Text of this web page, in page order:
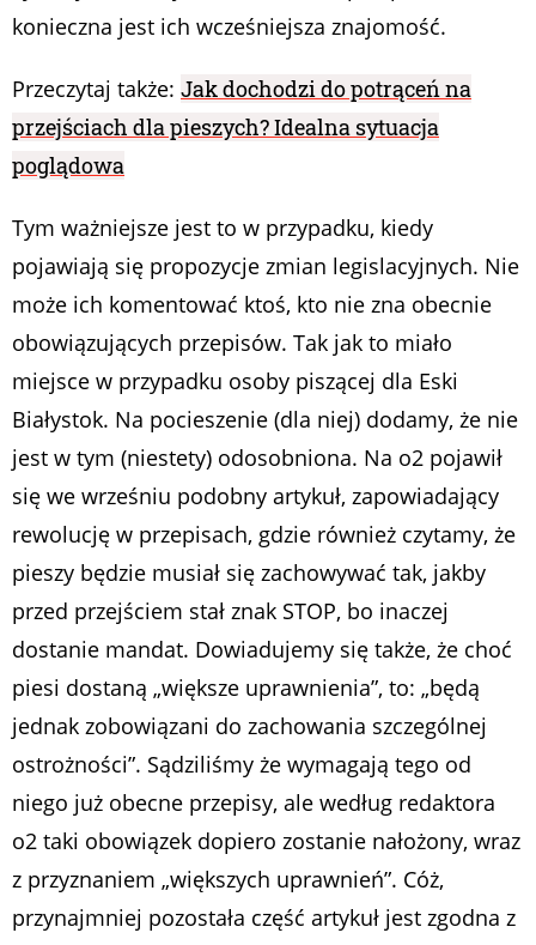
konieczna jest ich wcześniejsza znajomość.
Przeczytaj także: Jak dochodzi do potrąceń na
przejściach dla pieszych? Idealna sytuacja
poglądowa
Tym ważniejsze jest to w przypadku, kiedy
pojawiają się propozycje zmian legislacyjnych. Nie
może ich komentować ktoś, kto nie zna obecnie
obowiązujących przepisów. Tak jak to miało
miejsce w przypadku osoby piszącej dla Eski
Białystok. Na pocieszenie (dla niej) dodamy, że nie
jest w tym (niestety) odosobniona. Na o2 pojawił
się we wrześniu podobny artykuł, zapowiadający
rewolucję w przepisach, gdzie również czytamy, że
pieszy będzie musiał się zachowywać tak, jakby
przed przejściem stał znak STOP, bo inaczej
dostanie mandat. Dowiadujemy się także, że choć
piesi dostaną „większe uprawnienia”, to: „będą
jednak zobowiązani do zachowania szczególnej
ostrożności”. Sądziliśmy że wymagają tego od
niego już obecne przepisy, ale według redaktora
o2 taki obowiązek dopiero zostanie nałożony, wraz
z przyznaniem „większych uprawnień”. Cóż,
przynajmniej pozostała część artykuł jest zgodna z